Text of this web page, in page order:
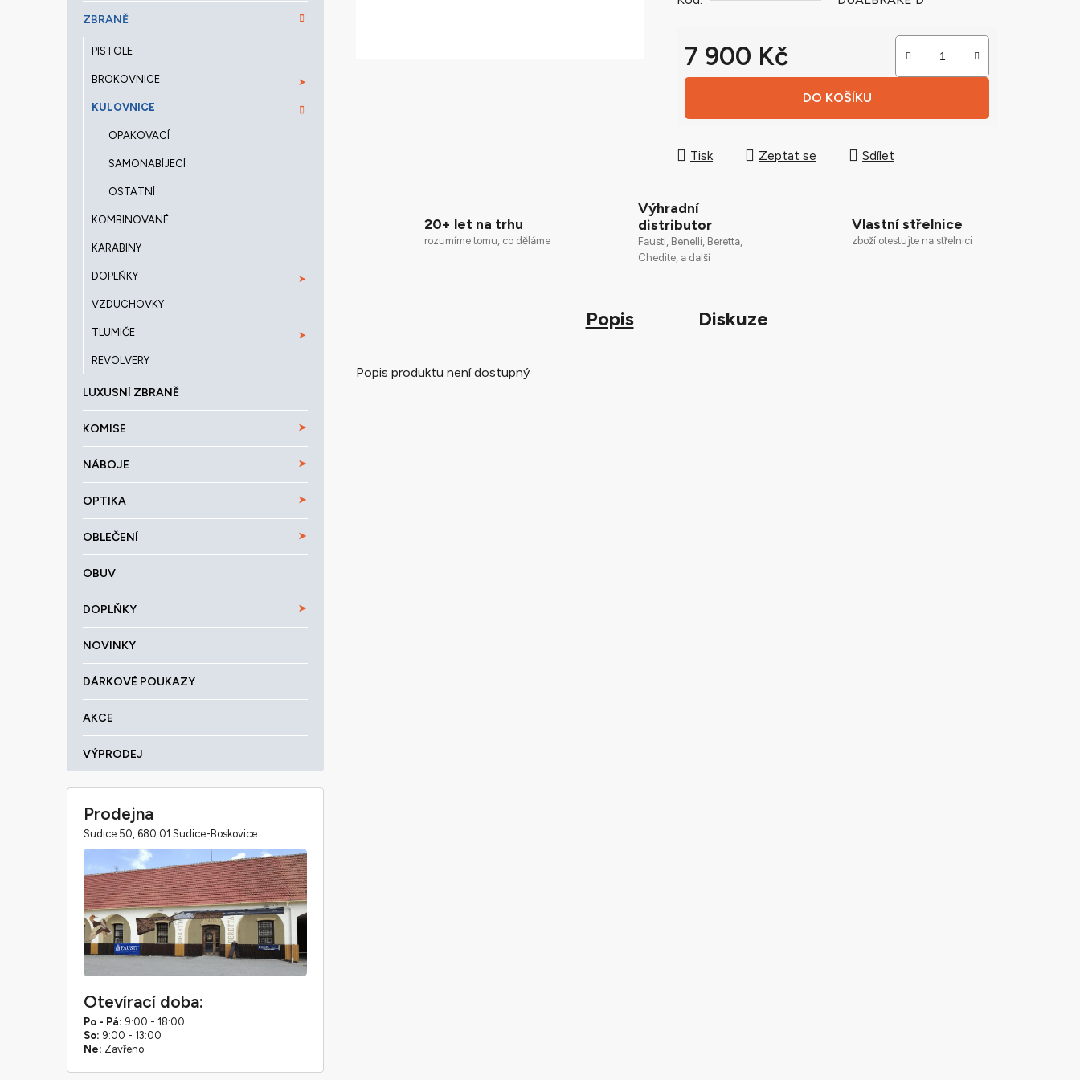
ZBRANĚ
PISTOLE
BROKOVNICE
KULOVNICE
OPAKOVACÍ
SAMONABÍJECÍ
OSTATNÍ
KOMBINOVANÉ
KARABINY
DOPLŇKY
VZDUCHOVKY
TLUMIČE
REVOLVERY
LUXUSNÍ ZBRANĚ
KOMISE
NÁBOJE
OPTIKA
OBLEČENÍ
OBUV
DOPLŇKY
NOVINKY
DÁRKOVÉ POUKAZY
AKCE
VÝPRODEJ
Prodejna
Sudice 50, 680 01 Sudice-Boskovice
Otevírací doba:
Po - Pá: 9:00 - 18:00
So: 9:00 - 13:00
Ne: Zavřeno
hvězdiček.
7 900 Kč
Měrná cena:
DO KOŠÍKU
Tisk Zeptat se Sdílet
20+ let na trhu
rozumíme tomu, co děláme
Výhradní
distributor
Fausti, Benelli, Beretta,
Chedite, a další
Vlastní střelnice
zboží otestujte na střelnici
Popis Diskuze
Popis produktu není dostupný